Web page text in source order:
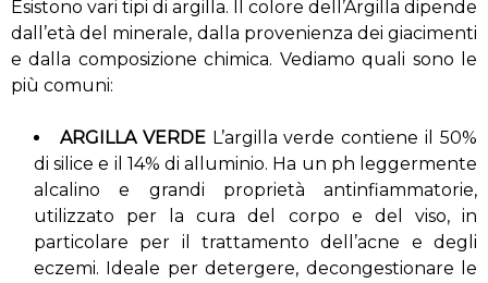
Esistono vari tipi di argilla. Il colore dell’Argilla dipende
dall’età del minerale, dalla provenienza dei giacimenti
e dalla composizione chimica. Vediamo quali sono le
più comuni:
ARGILLA VERDE L’argilla verde contiene il 50%
di silice e il 14% di alluminio. Ha un ph leggermente
alcalino e grandi proprietà antinfiammatorie,
utilizzato per la cura del corpo e del viso, in
particolare per il trattamento dell’acne e degli
eczemi. Ideale per detergere, decongestionare le